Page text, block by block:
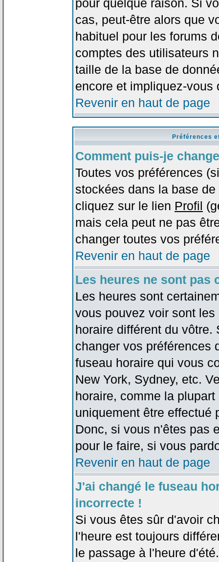
pour quelque raison. Si
cas, peut-être alors que
habituel pour les forums
comptes des utilisateurs
taille de la base de
encore et impliquez-
Revenir en haut de page
Préférences
Comment puis-je
Toutes vos préférences
stockées dans la base
cliquez sur le lien Profil
mais cela peut ne pas
changer toutes vos
Revenir en haut de page
Les heures ne sont pas
Les heures sont
vous pouvez voir sont
horaire différent du
changer vos préférences
fuseau horaire qui vous
New York, Sydney, etc.
horaire, comme la
uniquement être effectué
Donc, si vous n'êtes pas
pour le faire, si vous
Revenir en haut de page
J'ai changé le fuseau
incorrecte !
Si vous êtes sûr d'avoir
l'heure est toujours
le passage à l'heure